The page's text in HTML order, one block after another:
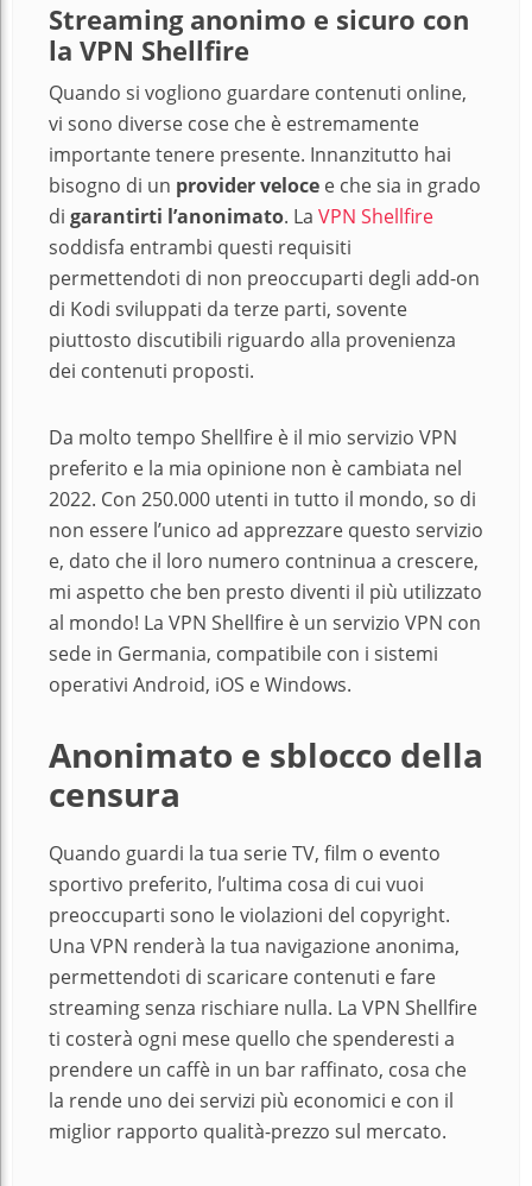
Streaming anonimo e sicuro con
la VPN Shellfire
Quando si vogliono guardare contenuti online,
vi sono diverse cose che è estremamente
importante tenere presente. Innanzitutto hai
bisogno di un provider veloce e che sia in grado
di garantirti l’anonimato. La VPN Shellfire
soddisfa entrambi questi requisiti
permettendoti di non preoccuparti degli add-on
di Kodi sviluppati da terze parti, sovente
piuttosto discutibili riguardo alla provenienza
dei contenuti proposti.
Da molto tempo Shellfire è il mio servizio VPN
preferito e la mia opinione non è cambiata nel
2022. Con 250.000 utenti in tutto il mondo, so di
non essere l’unico ad apprezzare questo servizio
e, dato che il loro numero contninua a crescere,
mi aspetto che ben presto diventi il più utilizzato
al mondo! La VPN Shellfire è un servizio VPN con
sede in Germania, compatibile con i sistemi
operativi Android, iOS e Windows.
Anonimato e sblocco della
censura
Quando guardi la tua serie TV, film o evento
sportivo preferito, l’ultima cosa di cui vuoi
preoccuparti sono le violazioni del copyright.
Una VPN renderà la tua navigazione anonima,
permettendoti di scaricare contenuti e fare
streaming senza rischiare nulla. La VPN Shellfire
ti costerà ogni mese quello che spenderesti a
prendere un caffè in un bar raffinato, cosa che
la rende uno dei servizi più economici e con il
miglior rapporto qualità-prezzo sul mercato.